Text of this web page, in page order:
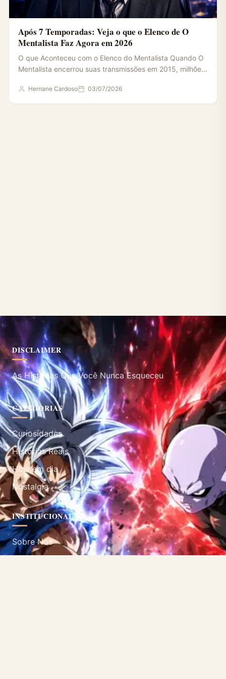
Após 7 Temporadas: Veja o que o Elenco de O
Mentalista Faz Agora em 2026
O que Aconteceu com o Elenco do Mentalista Quando O
Mentalista encerrou suas transmissões em 2015, milhões
Hernane Cardoso 03/07/2026
DISCLAIMER
As Histórias Que Você Nunca Esqueceu
CATEGORIAS
Curiosidades
Histórias Reais
Hoje em dia
Nostalgia
INSTITUCIONAL
Sobre Nós